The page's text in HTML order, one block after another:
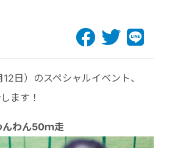
日）のスペシャルイベント、
ます！
んわん50ｍ走